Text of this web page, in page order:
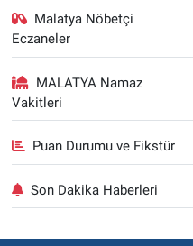
Malatya Nöbetçi
Eczaneler
MALATYA Namaz
Vakitleri
Puan Durumu ve Fikstür
Son Dakika Haberleri